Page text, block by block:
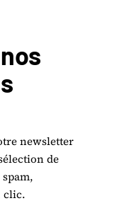
newsletter
de
clic.